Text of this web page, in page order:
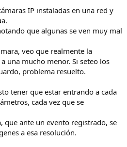
IP instaladas en una red y
que algunas se ven muy mal
veo que realmente la
una mucho menor. Si seteo los
problema resuelto.
tener que estar entrando a cada
cada vez que se
que ante un evento registrado, se
a esa resolución.